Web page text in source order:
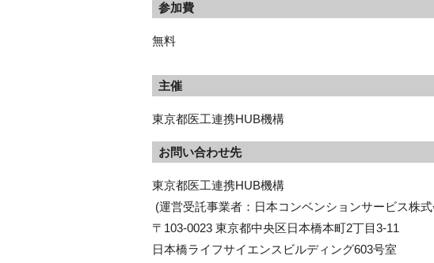
参加費
無料
主催
東京都医工連携HUB機構
お問い合わせ先
東京都医工連携HUB機構
〒103-0023 東京都中央区日本橋本町2丁目3-11
日本橋ライフサイエンスビルディング603号室